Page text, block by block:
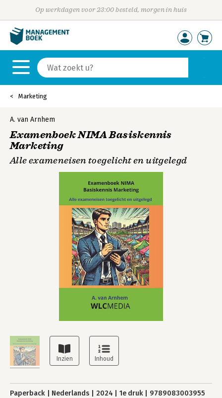
Op werkdagen voor 23:00 besteld, morgen in huis
Marketing
A. van Arnhem
Examenboek NIMA Basiskennis
Marketing
Alle exameneisen toegelicht en uitgelegd
Paperback Nederlands 2024 1e druk 9789083003955